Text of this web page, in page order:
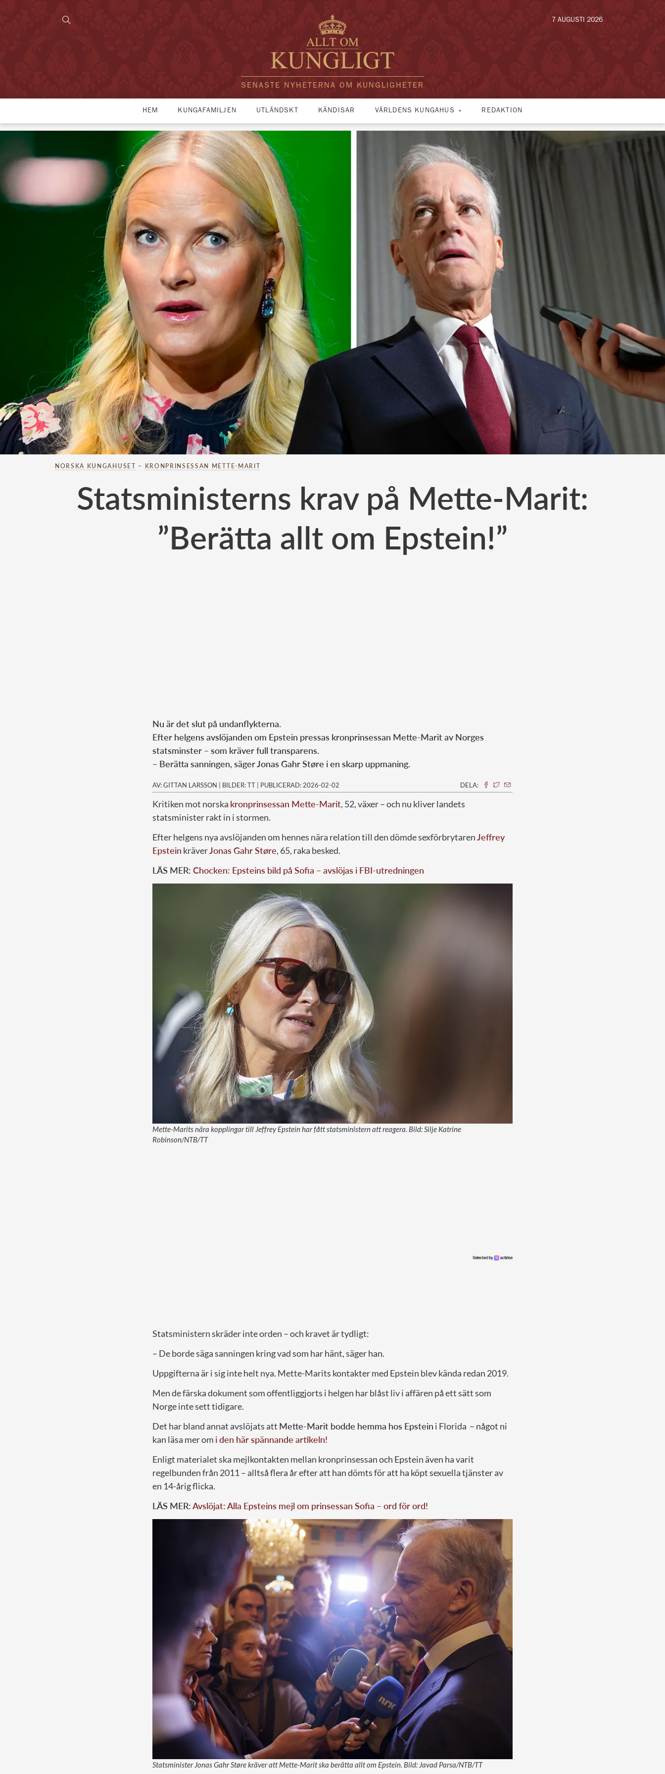
SENASTE NYHETERNA OM KUNGLIGHETER
7 AUGUSTI 2026
HEM KUNGAFAMILJEN UTLÄNDSKT KÄNDISAR VÄRLDENS KUNGAHUS REDAKTION
NORSKA KUNGAHUSET – KRONPRINSESSAN METTE-MARIT
Statsministerns krav på Mette-Marit:
”Berätta allt om Epstein!”
Nu är det slut på undanflykterna.
Efter helgens avslöjanden om Epstein pressas kronprinsessan Mette-Marit av Norges
statsminster – som kräver full transparens.
– Berätta sanningen, säger Jonas Gahr Støre i en skarp uppmaning.
AV: GITTAN LARSSON | BILDER: TT | PUBLICERAD: 2026-02-02 DELA:
Kritiken mot norska kronprinsessan Mette-Marit, 52, växer – och nu kliver landets
statsminister rakt in i stormen.
Efter helgens nya avslöjanden om hennes nära relation till den dömde sexförbrytarenJeffrey
Epstein kräverJonas Gahr Støre, 65, raka besked.
LÄS MER: Chocken: Epsteins bild på Sofia – avslöjas i FBI-utredningen
Mette-Marits nära kopplingar till Jeffrey Epstein har fått statsministern att reagera. Bild: Silje Katrine
Robinson/NTB/TT
Statsministern skräder inte orden – och kravet är tydligt:
– De borde säga sanningen kring vad som har hänt, säger han.
Uppgifterna är i sig inte helt nya. Mette-Marits kontakter med Epstein blev kända redan 2019.
Men de färska dokument som offentliggjorts i helgen har blåst liv i affären på ett sätt som
Norge inte sett tidigare.
Det har bland annat avslöjats att Mette-Marit bodde hemma hos Epstein i Florida – något ni
kan läsa mer om i den här spännande artikeln!
Enligt materialet ska mejlkontakten mellan kronprinsessan och Epstein även ha varit
regelbunden från 2011 – alltså flera år efter att han dömts för att ha köpt sexuella tjänster av
en 14-årig flicka.
LÄS MER:Avslöjat: Alla Epsteins mejl om prinsessan Sofia – ord för ord!
Statsminister Jonas Gahr Støre kräver att Mette-Marit ska berätta allt om Epstein. Bild: Javad Parsa/NTB/TT